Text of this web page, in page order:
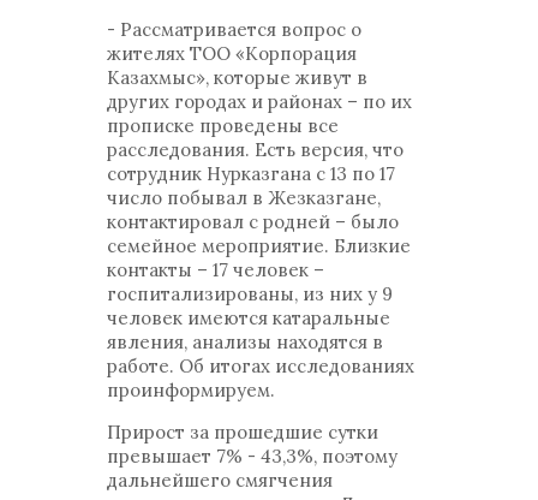
- Рассматривается вопрос о
жителях ТОО «Корпорация
Казахмыс», которые живут в
других городах и районах – по их
прописке проведены все
расследования. Есть версия, что
сотрудник Нурказгана с 13 по 17
число побывал в Жезказгане,
контактировал с родней – было
семейное мероприятие. Близкие
контакты – 17 человек –
госпитализированы, из них у 9
человек имеются катаральные
явления, анализы находятся в
работе. Об итогах исследованиях
проинформируем.
Прирост за прошедшие сутки
превышает 7% - 43,3%, поэтому
дальнейшего смягчения